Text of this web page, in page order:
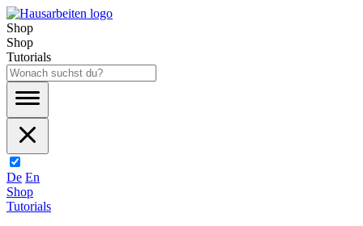
Shop
Shop
Tutorials
De En
Shop
Tutorials